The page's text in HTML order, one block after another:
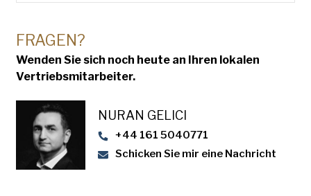
FRAGEN?
Wenden Sie sich noch heute an Ihren lokalen
Vertriebsmitarbeiter.
NURAN GELICI
+44 161 5040771
Schicken Sie mir eine Nachricht